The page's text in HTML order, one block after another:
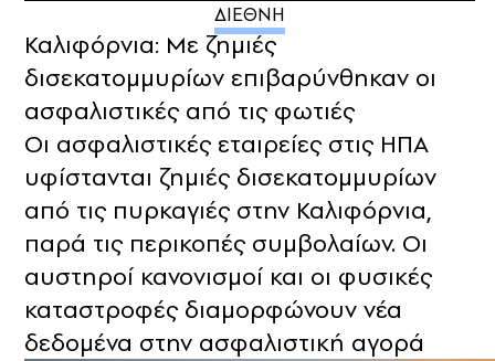
ΔΙΕΘΝΗ
Καλιφόρνια: Με ζημιές
δισεκατομμυρίων επιβαρύνθηκαν οι
ασφαλιστικές από τις φωτιές
Οι ασφαλιστικές εταιρείες στις ΗΠΑ
υφίστανται ζημιές δισεκατομμυρίων
από τις πυρκαγιές στην Καλιφόρνια,
παρά τις περικοπές συμβολαίων. Οι
αυστηροί κανονισμοί και οι φυσικές
καταστροφές διαμορφώνουν νέα
δεδομένα στην ασφαλιστική αγορά